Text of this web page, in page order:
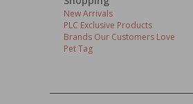
New Arrivals
PLC Exclusive Products
Brands Our Customers Love
Pet Tag